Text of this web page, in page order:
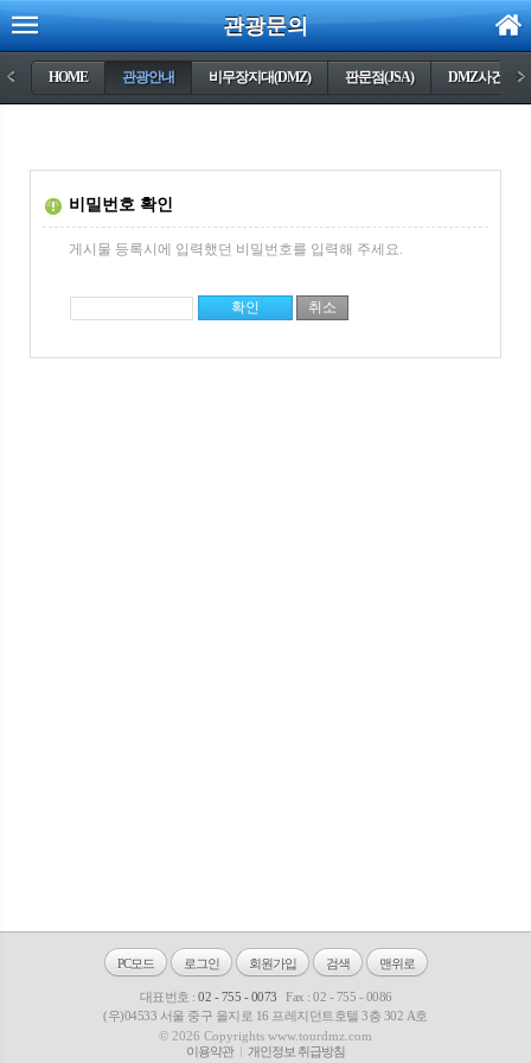
관광문의
< HOME 관광안내 비무장지대(DMZ) 판문점(JSA) DMZ사건들 >
비밀번호 확인
게시물 등록시에 입력했던 비밀번호를 입력해 주세요.
PC모드 로그인 회원가입 검색 맨위로
대표번호 : 02 - 755 - 0073
Fax : 02 - 755 - 0086
(우)04533 서울 중구 을지로 16 프레지던트호텔 3층 302 A호
© 2026 Copyrights www.tourdmz.com
이용약관
개인정보 취급방침